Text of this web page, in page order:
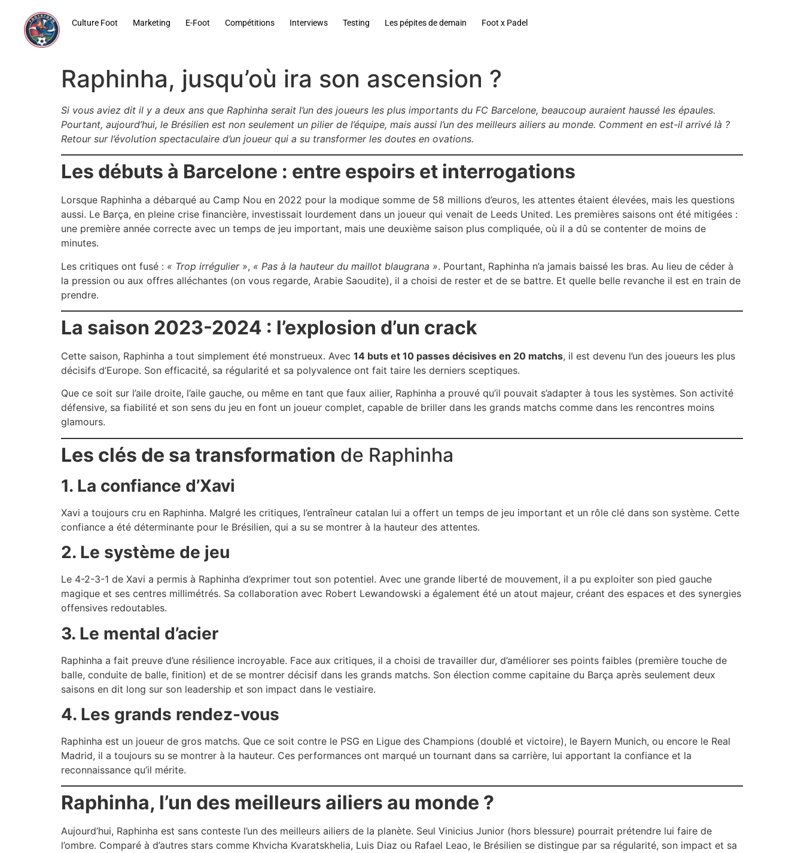
principal
Culture Foot Marketing E-Foot Compétitions Interviews Testing Les pépites de demain Foot x Padel
Raphinha, jusqu’où ira son ascension ?
Si vous aviez dit il y a deux ans que Raphinha serait l’un des joueurs les plus importants du FC Barcelone, beaucoup auraient haussé les épaules.
Pourtant, aujourd’hui, le Brésilien est non seulement un pilier de l’équipe, mais aussi l’un des meilleurs ailiers au monde. Comment en est-il arrivé là ?
Retour sur l’évolution spectaculaire d’un joueur qui a su transformer les doutes en ovations.
Les débuts à Barcelone : entre espoirs et interrogations
Lorsque Raphinha a débarqué au Camp Nou en 2022 pour la modique somme de 58 millions d’euros, les attentes étaient élevées, mais les questions
aussi. Le Barça, en pleine crise financière, investissait lourdement dans un joueur qui venait de Leeds United. Les premières saisons ont été mitigées :
une première année correcte avec un temps de jeu important, mais une deuxième saison plus compliquée, où il a dû se contenter de moins de
minutes.
Les critiques ont fusé : « Trop irrégulier », « Pas à la hauteur du maillot blaugrana ». Pourtant, Raphinha n’a jamais baissé les bras. Au lieu de céder à
la pression ou aux offres alléchantes (on vous regarde, Arabie Saoudite), il a choisi de rester et de se battre. Et quelle belle revanche il est en train de
prendre.
La saison 2023-2024 : l’explosion d’un crack
Cette saison, Raphinha a tout simplement été monstrueux. Avec 14 buts et 10 passes décisives en 20 matchs, il est devenu l’un des joueurs les plus
décisifs d’Europe. Son efficacité, sa régularité et sa polyvalence ont fait taire les derniers sceptiques.
Que ce soit sur l’aile droite, l’aile gauche, ou même en tant que faux ailier, Raphinha a prouvé qu’il pouvait s’adapter à tous les systèmes. Son activité
défensive, sa fiabilité et son sens du jeu en font un joueur complet, capable de briller dans les grands matchs comme dans les rencontres moins
glamours.
Les clés de sa transformation de Raphinha
1. La confiance d’Xavi
Xavi a toujours cru en Raphinha. Malgré les critiques, l’entraîneur catalan lui a offert un temps de jeu important et un rôle clé dans son système. Cette
confiance a été déterminante pour le Brésilien, qui a su se montrer à la hauteur des attentes.
2. Le système de jeu
Le 4-2-3-1 de Xavi a permis à Raphinha d’exprimer tout son potentiel. Avec une grande liberté de mouvement, il a pu exploiter son pied gauche
magique et ses centres millimétrés. Sa collaboration avec Robert Lewandowski a également été un atout majeur, créant des espaces et des synergies
offensives redoutables.
3. Le mental d’acier
Raphinha a fait preuve d’une résilience incroyable. Face aux critiques, il a choisi de travailler dur, d’améliorer ses points faibles (première touche de
balle, conduite de balle, finition) et de se montrer décisif dans les grands matchs. Son élection comme capitaine du Barça après seulement deux
saisons en dit long sur son leadership et son impact dans le vestiaire.
4. Les grands rendez-vous
Raphinha est un joueur de gros matchs. Que ce soit contre le PSG en Ligue des Champions (doublé et victoire), le Bayern Munich, ou encore le Real
Madrid, il a toujours su se montrer à la hauteur. Ces performances ont marqué un tournant dans sa carrière, lui apportant la confiance et la
reconnaissance qu’il mérite.
Raphinha, l’un des meilleurs ailiers au monde ?
Aujourd’hui, Raphinha est sans conteste l’un des meilleurs ailiers de la planète. Seul Vinicius Junior (hors blessure) pourrait prétendre lui faire de
l’ombre. Comparé à d’autres stars comme Khvicha Kvaratskhelia, Luis Diaz ou Rafael Leao, le Brésilien se distingue par sa régularité, son impact et sa